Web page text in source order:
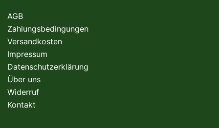
AGB
Zahlungsbedingungen
Versandkosten
Impressum
Datenschutzerklärung
Über uns
Widerruf
Kontakt